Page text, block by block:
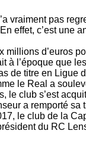
vraiment pas
effet, c’est une
d’euros
à l’époque que
de titre en Ligue
le Real a
le club s’est
a remporté sa
le club de la
du RC